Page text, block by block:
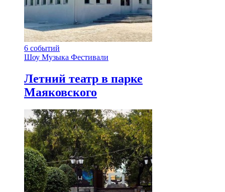
6 событий
Шоу Музыка Фестивали
Летний театр в парке
Маяковского